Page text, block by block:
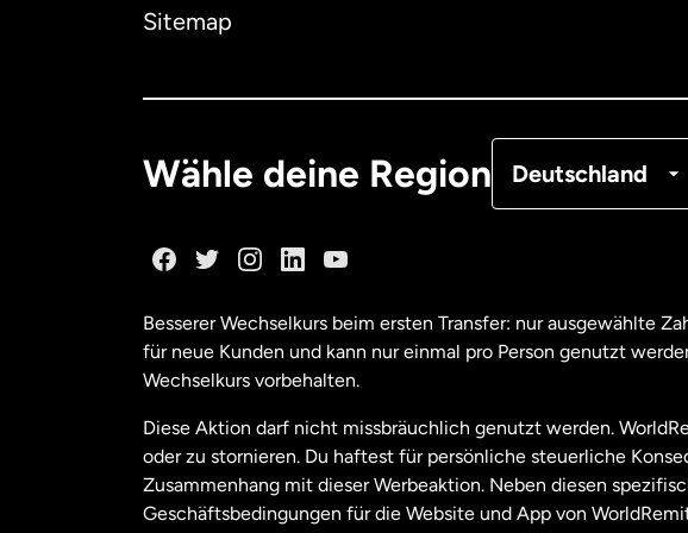
Sitemap
Wähle deine Region Deutschland
Malaysia
Neuseeland
Niederlande
Besserer Wechselkurs beim ersten Transfer: nur ausgewählte
für neue Kunden und kann nur einmal pro Person genutzt
Wechselkurs vorbehalten.
Diese Aktion darf nicht missbräuchlich genutzt werden.
oder zu stornieren. Du haftest für persönliche steuerliche
Zusammenhang mit dieser Werbeaktion. Neben diesen
Geschäftsbedingungen für die Website und App von